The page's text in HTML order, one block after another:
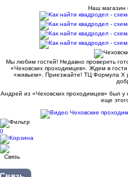
Наш магазин
Мы любим гостей! Недавно проверить
«Чеховских проходимцев». Ждем в
«живьем». Приезжайте! ТЦ Формула Х
Андрей из «Чеховских проходимцев» был у
еще
0